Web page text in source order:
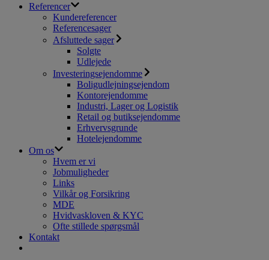
Referencer
Kundereferencer
Referencesager
Afsluttede sager
Solgte
Udlejede
Investeringsejendomme
Boligudlejningsejendom
Kontorejendomme
Industri, Lager og Logistik
Retail og butiksejendomme
Erhvervsgrunde
Hotelejendomme
Om os
Hvem er vi
Jobmuligheder
Links
Vilkår og Forsikring
MDE
Hvidvaskloven & KYC
Ofte stillede spørgsmål
Kontakt